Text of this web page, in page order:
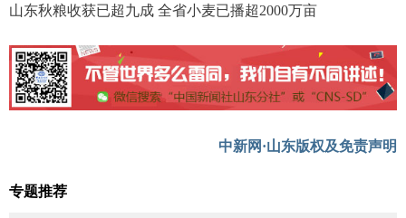
山东秋粮收获已超九成 全省小麦已播超2000万亩
中新网·山东版权及免责声明
专题推荐